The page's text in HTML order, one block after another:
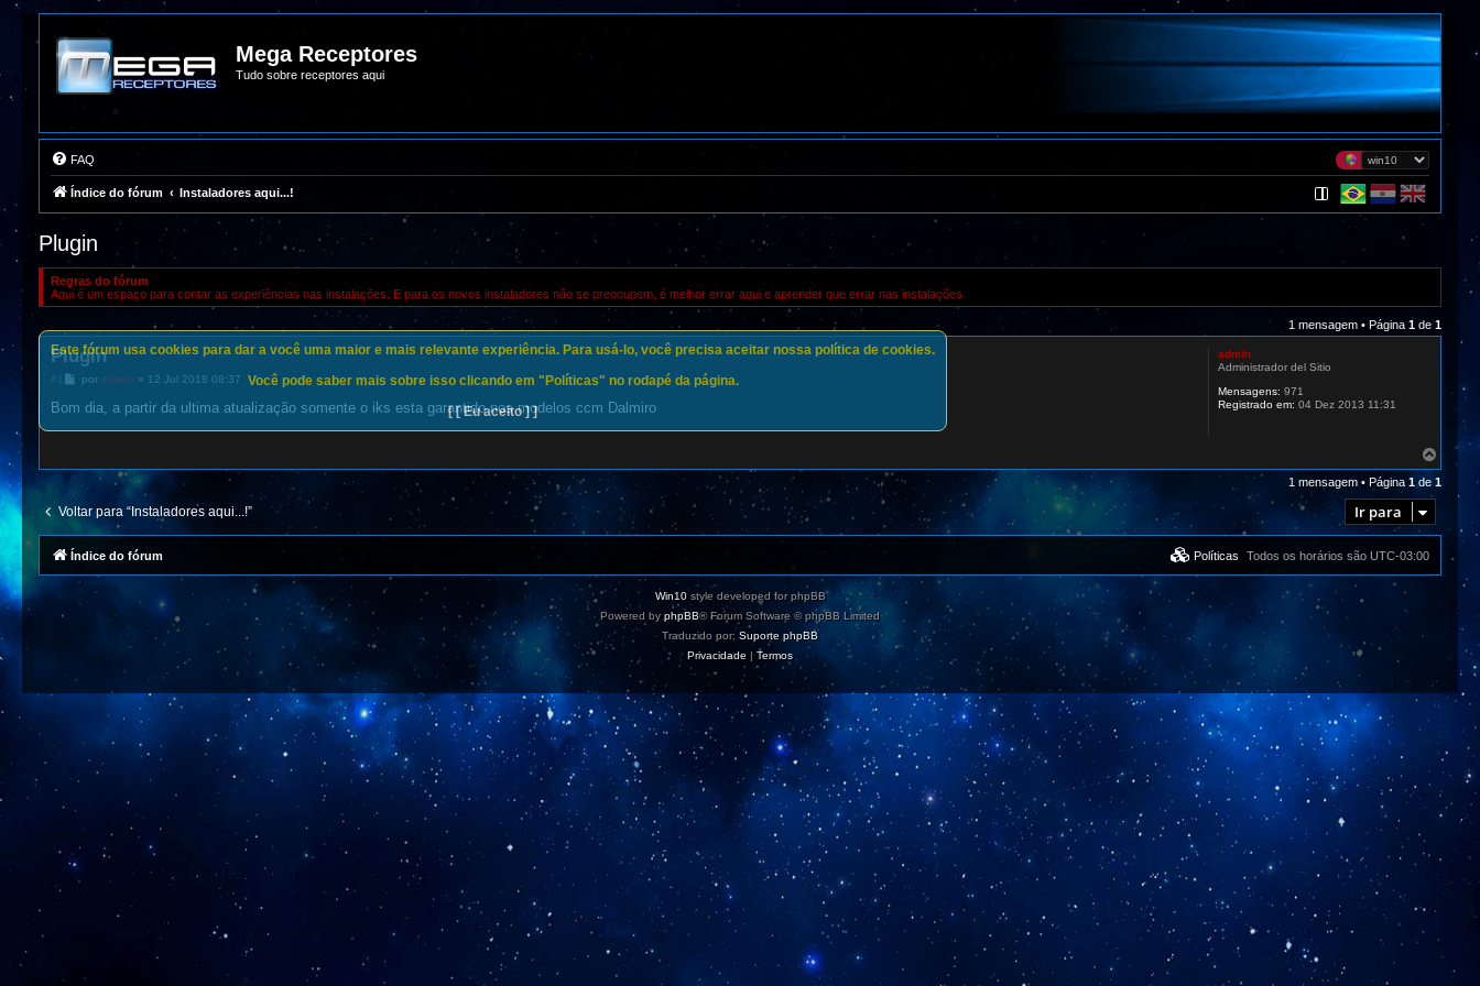
Mega Receptores
Tudo sobre receptores aqui
FAQ
Índice do fórum Instaladores aqui...!
Plugin
Regras do fórum
Aqui é um espaço para contar as experiências nas instalações. E para os novos instaladores não se preocupem, é melhor errar aqui e aprender que errar nas instalações.
1 mensagem • Página 1 de 1
admin
Administrador del Sitio
Mensagens: 971
Registrado em: 04 Dez 2013 11:31
Plugin
#1
M
n
a
m
por admin » 12 Jul 2018 08:37
Bom dia, a partir da ultima atualização somente o iks esta garantido nos modelos ccm Dalmiro
V
o
l
t
1 mensagem • Página 1 de 1
Voltar para “Instaladores aqui...!” Ir para
Este fórum usa cookies para dar a você uma maior e mais relevante experiência. Para usá-lo, você precisa aceitar nossa política de cookies.
Você pode saber mais sobre isso clicando em "Políticas" no rodapé da página.
[ [ Eu aceito ] ]
Índice do fórum Todos os horários são UTC-03:00
Políticas
Win10style developed for phpBB
Powered by phpBB® Forum Software © phpBB Limited
Traduzido por: Suporte phpBB
Privacidade | Termos